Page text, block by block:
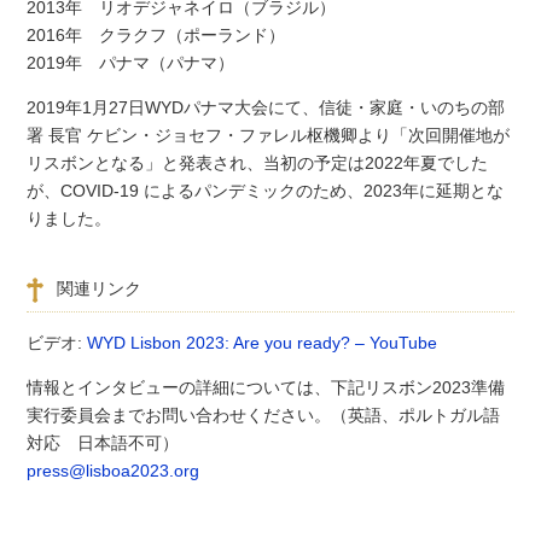
2013年 リオデジャネイロ（ブラジル）
2016年 クラクフ（ポーランド）
2019年 パナマ（パナマ）
2019年1月27日WYDパナマ大会にて、信徒・家庭・いのちの部
署 長官 ケビン・ジョセフ・ファレル枢機卿より「次回開催地が
リスボンとなる」と発表され、当初の予定は2022年夏でした
が、COVID-19 によるパンデミックのため、2023年に延期とな
りました。
関連リンク
ビデオ:WYD Lisbon 2023: Are you ready? – YouTube
情報とインタビューの詳細については、下記リスボン2023準備
実行委員会までお問い合わせください。（英語、ポルトガル語
対応 日本語不可）
press@lisboa2023.org